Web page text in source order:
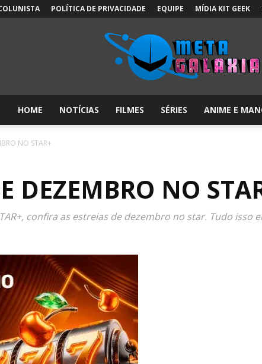
POLÍTICA DE PRIVACIDADE EQUIPE MÍDIA KIT GEEK
Galáxia:
HOME NOTÍCIAS FILMES SÉRIES ANIME E
NO STAR+
DEZEMBRO NO
STAR+, confira as estreias de dezembro no star. Tudo